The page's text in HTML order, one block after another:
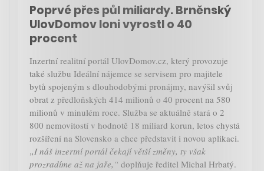
Poprvé přes půl miliardy. Brněnský
UlovDomov loni vyrostl o 40
procent
Inzertní realitní portál UlovDomov.cz, který provozuje
také službu Ideální nájemce se servisem pro majitele
bytů spojeným s dlouhodobými pronájmy, navýšil svůj
obrat z předloňských 414 milionů o 40 procent na 580
milionů v minulém roce. Služba se aktuálně stará o 2
800 nemovitostí v hodnotě 18 miliard korun, letos chystá
rozšíření na Slovensko a chce představit i novou aplikaci.
„I náš inzertní portál čekají větší změny, ty však
prozradíme až na jaře,“ doplňuje ředitel Michal Hrbatý.